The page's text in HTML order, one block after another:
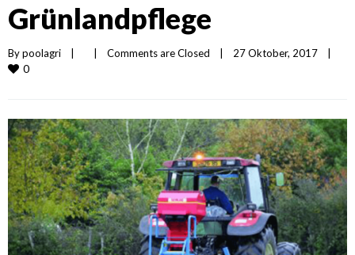
Grünlandpflege
By poolagri Comments are Closed 27 Oktober, 2017
0